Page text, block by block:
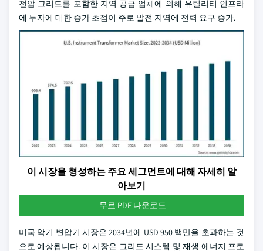
전압 그리드를 포함한 지역 공급 업체에 의해 유틸리티 인프라
에 투자에 대한 증가 초점이 주로 발전 지역에 전력 요구 증가.
이 시장을 형성하는 주요 세그먼트에 대해 자세히 알
아보기
무료 PDF 다운로드
미국 악기 변압기 시장은 2034년에 USD 950 백만을 초과하는 것
으로 예상됩니다. 이 시장은 그리드 시스템 및 재생 에너지 프로